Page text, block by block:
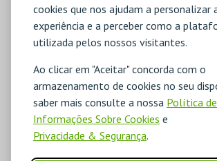
cookies que nos ajudam a personalizar
experiência e a perceber como a
utilizada pelos nossos visitantes.
Ao clicar em "Aceitar" concorda com o
armazenamento de cookies no seu
saber mais consulte a nossa Política
Informações Sobre Cookies e
Privacidade & Segurança.